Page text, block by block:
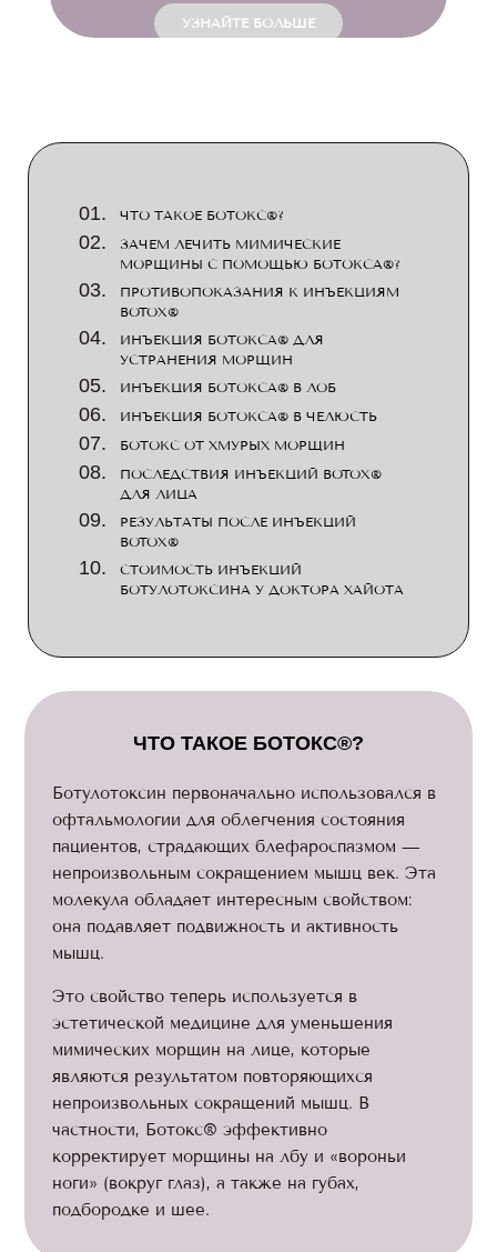
УЗНАЙТЕ БОЛЬШЕ
ЧТО ТАКОЕ БОТОКС®?
ЗАЧЕМ ЛЕЧИТЬ МИМИЧЕСКИЕ
МОРЩИНЫ С ПОМОЩЬЮ БОТОКСА®?
ПРОТИВОПОКАЗАНИЯ К ИНЪЕКЦИЯМ
BOTOX®
ИНЪЕКЦИЯ БОТОКСА® ДЛЯ
УСТРАНЕНИЯ МОРЩИН
ИНЪЕКЦИЯ БОТОКСА® В ЛОБ
ИНЪЕКЦИЯ БОТОКСА® В ЧЕЛЮСТЬ
БОТОКС ОТ ХМУРЫХ МОРЩИН
ПОСЛЕДСТВИЯ ИНЪЕКЦИЙ BOTOX®
ДЛЯ ЛИЦА
РЕЗУЛЬТАТЫ ПОСЛЕ ИНЪЕКЦИЙ
BOTOX®
СТОИМОСТЬ ИНЪЕКЦИЙ
БОТУЛОТОКСИНА У ДОКТОРА ХАЙОТА
ЧТО ТАКОЕ БОТОКС®?
Ботулотоксин первоначально использовался в
офтальмологии для облегчения состояния
пациентов, страдающих блефароспазмом —
непроизвольным сокращением мышц век. Эта
молекула обладает интересным свойством:
она подавляет подвижность и активность
мышц.
Это свойство теперь используется в
эстетической медицине для уменьшения
мимических морщин на лице, которые
являются результатом повторяющихся
непроизвольных сокращений мышц. В
частности, Ботокс® эффективно
корректирует морщины на лбу и «вороньи
ноги» (вокруг глаз), а также на губах,
подбородке и шее.